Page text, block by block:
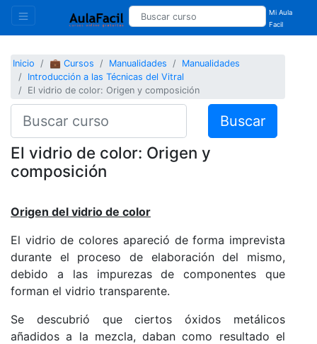
Mi Aula
Facil
Inicio 💼 Cursos Manualidades
Manualidades
Introducción a las Técnicas del Vitral
El vidrio de color: Origen y composición
Buscar
El vidrio de color: Origen y
composición
Origen del vidrio de color
El vidrio de colores apareció de forma imprevista
durante el proceso de elaboración del mismo,
debido a las impurezas de componentes que
forman el vidrio transparente.
Se descubrió que ciertos óxidos metálicos
añadidos a la mezcla, daban como resultado el